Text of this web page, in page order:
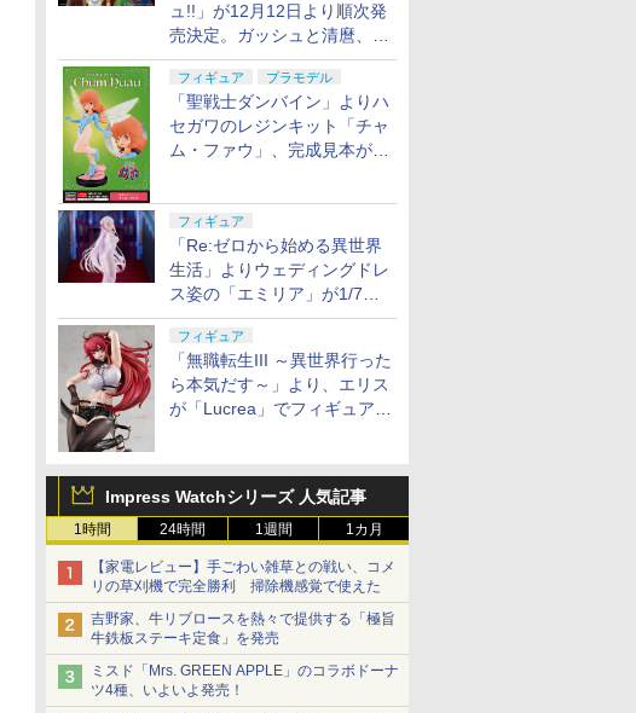
ュ!!」が12月12日より順次発
売決定。ガッシュと清麿、キ
ャンチョメとフォルゴレがフ
ィギュアで登場
フィギュア プラモデル
「聖戦士ダンバイン」よりハ
セガワのレジンキット「チャ
ム・ファウ」、完成見本が公
フィギュア
「Re:ゼロから始める異世界
生活」よりウェディングドレ
ス姿の「エミリア」が1/7ス
ケールでフィギュア化！
フィギュア
「無職転生III ～異世界行った
ら本気だす～」より、エリス
が「Lucrea」でフィギュア
Impress Watchシリーズ 人気記事
1時間 24時間 1週間 1カ月
【家電レビュー】手ごわい雑草との戦い、コメ
リの草刈機で完全勝利 掃除機感覚で使えた
吉野家、牛リブロースを熱々で提供する「極旨
牛鉄板ステーキ定食」を発売
ミスド「Mrs. GREEN APPLE」のコラボドーナ
ツ4種、いよいよ発売！